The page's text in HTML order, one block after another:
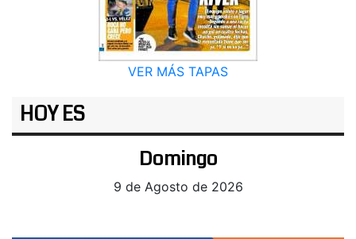
VER MÁS TAPAS
HOY ES
Domingo
9 de Agosto de 2026